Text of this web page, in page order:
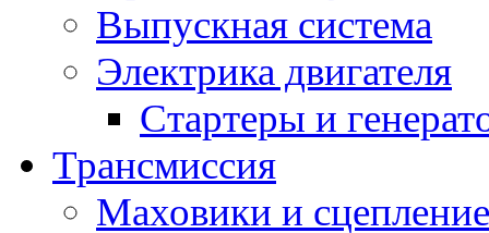
Выпускная система
Электрика двигателя
Стартеры и
Трансмиссия
Маховики и сцепление